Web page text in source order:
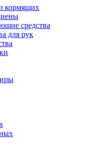
кормящих
средства
для рук